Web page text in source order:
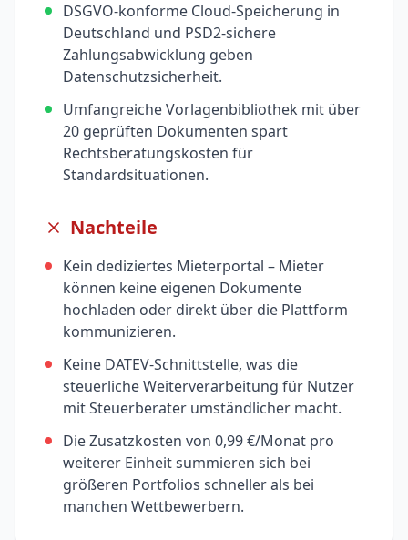
DSGVO-konforme Cloud-Speicherung in
Deutschland und PSD2-sichere
Zahlungsabwicklung geben
Datenschutzsicherheit.
Umfangreiche Vorlagenbibliothek mit über
20 geprüften Dokumenten spart
Rechtsberatungskosten für
Standardsituationen.
Nachteile
Kein dediziertes Mieterportal – Mieter
können keine eigenen Dokumente
hochladen oder direkt über die Plattform
kommunizieren.
Keine DATEV-Schnittstelle, was die
steuerliche Weiterverarbeitung für Nutzer
mit Steuerberater umständlicher macht.
Die Zusatzkosten von 0,99 €/Monat pro
weiterer Einheit summieren sich bei
größeren Portfolios schneller als bei
manchen Wettbewerbern.